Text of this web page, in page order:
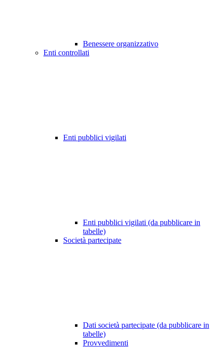
Benessere organizzativo
Enti controllati
Enti pubblici vigilati
Enti pubblici vigilati (da pubblicare in
tabelle)
Società partecipate
Dati società partecipate (da pubblicare in
tabelle)
Provvedimenti